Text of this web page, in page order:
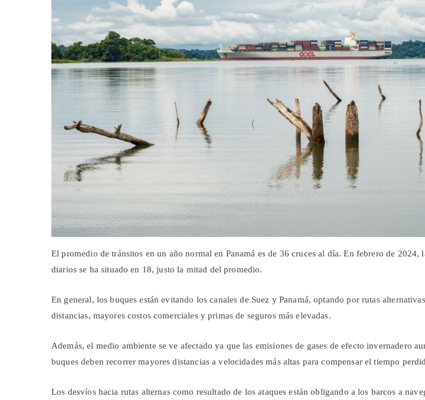
El promedio de tránsitos en un año normal en Panamá es de 36 cruces al día. En febrero de 2024,
diarios se ha situado en 18, justo la mitad del promedio.
En general, los buques están evitando los canales de Suez y Panamá, optando por rutas
distancias, mayores costos comerciales y primas de seguros más elevadas.
Además, el medio ambiente se ve afectado ya que las emisiones de gases de efecto invernadero
buques deben recorrer mayores distancias a velocidades más altas para compensar el tiempo
Los desvíos hacia rutas alternas como resultado de los ataques están obligando a los barcos a